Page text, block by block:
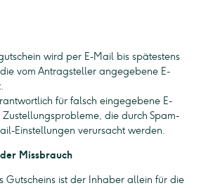
wird per E-Mail bis spätestens
vom Antragsteller angegebene E-
für falsch eingegebene E-
die durch Spam-
Einstellungen verursacht werden.
Missbrauch
Gutscheins ist der Inhaber allein für die